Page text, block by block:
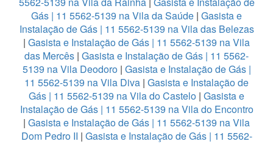
Gás | 11 5562-5139 na Vila da Saúde | Gasista e
Instalação de Gás | 11 5562-5139 na Vila das Belezas
| Gasista e Instalação de Gás | 11 5562-5139 na Vila
das Mercês | Gasista e Instalação de Gás | 11 5562-
5139 na Vila Deodoro| Gasista e Instalação de Gás |
11 5562-5139 na Vila Diva | Gasista e Instalação de
Gás | 11 5562-5139 na Vila do Castelo | Gasista e
Instalação de Gás | 11 5562-5139 na Vila do Encontro
| Gasista e Instalação de Gás | 11 5562-5139 na Vila
Dom Pedro II | Gasista e Instalação de Gás | 11 5562-